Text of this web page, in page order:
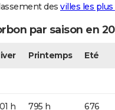
des villes les
par saison en
Printemps Eté
h 795 h
676